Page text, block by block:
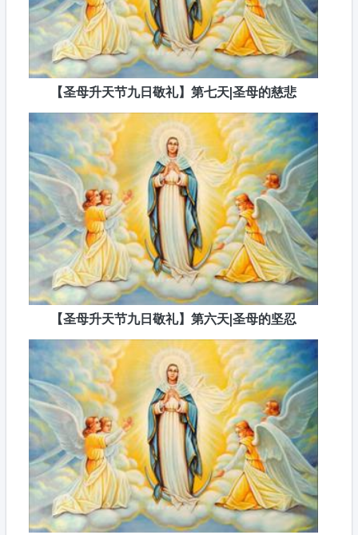
【圣母升天节九日敬礼】第七天|圣母的慈悲
【圣母升天节九日敬礼】第六天|圣母的坚忍